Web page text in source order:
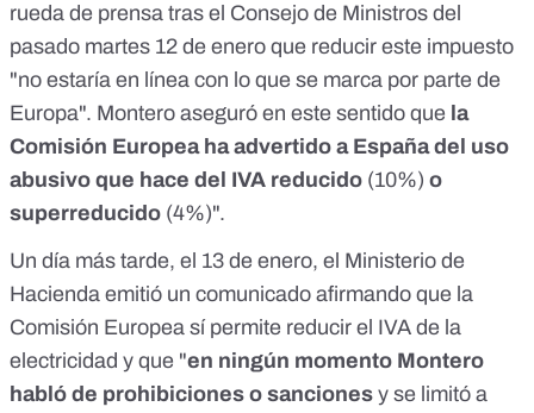
rueda de prensa tras el Consejo de Ministros del
pasado martes 12 de enero que reducir este impuesto
"no estaría en línea con lo que se marca por parte de
Europa". Montero aseguró en este sentido que la
Comisión Europea ha advertido a España del uso
abusivo que hace del IVA reducido (10%) o
superreducido (4%)".
Un día más tarde, el 13 de enero, el Ministerio de
Hacienda emitió un comunicado afirmando que la
Comisión Europea sí permite reducir el IVA de la
electricidad y que "en ningún momento Montero
habló de prohibiciones o sanciones y se limitó a